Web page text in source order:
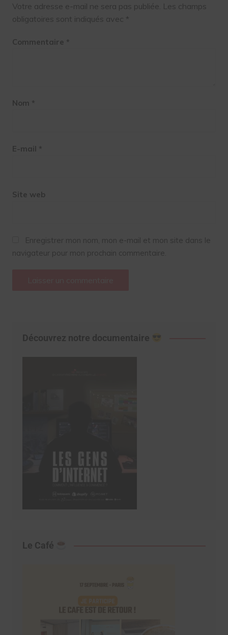
Votre adresse e-mail ne sera pas publiée. Les champs
obligatoires sont indiqués avec *
Commentaire *
Nom *
E-mail *
Site web
Enregistrer mon nom, mon e-mail et mon site dans le
navigateur pour mon prochain commentaire.
Découvrez notre documentaire
Le Café